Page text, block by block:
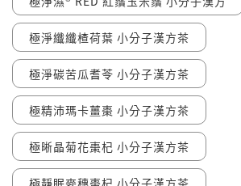
極淨纖纖楂荷葉 小分子漢方茶
極淨碳苦瓜耆苓 小分子漢方茶
極精沛瑪卡薑棗 小分子漢方茶
極晰晶菊花棗杞 小分子漢方茶